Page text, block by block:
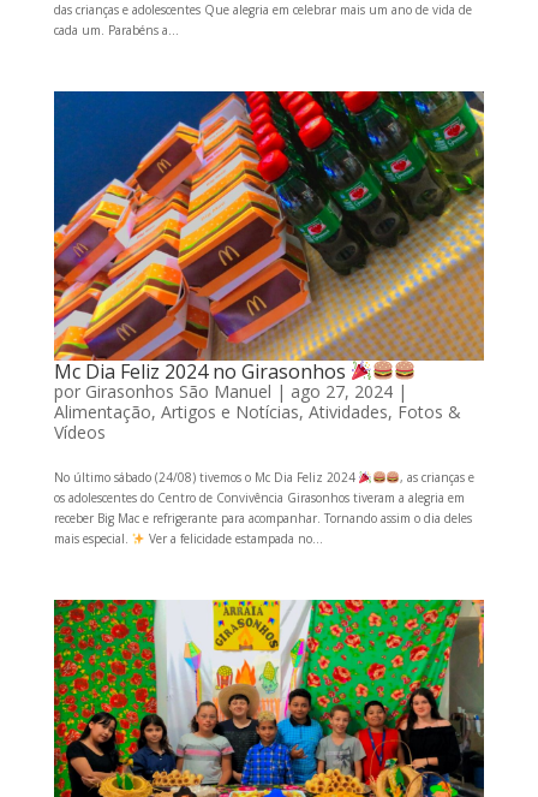
das crianças e adolescentes Que alegria em celebrar mais um ano de vida de
cada um. Parabéns a...
Mc Dia Feliz 2024 no Girasonhos
por Girasonhos São Manuel | ago 27, 2024|
Alimentação, Artigos e Notícias, Atividades, Fotos &
Vídeos
No último sábado (24/08) tivemos o Mc Dia Feliz 2024
, as crianças e
os adolescentes do Centro de Convivência Girasonhos tiveram a alegria em
receber Big Mac e refrigerante para acompanhar. Tornando assim o dia deles
mais especial.
Ver a felicidade estampada no...